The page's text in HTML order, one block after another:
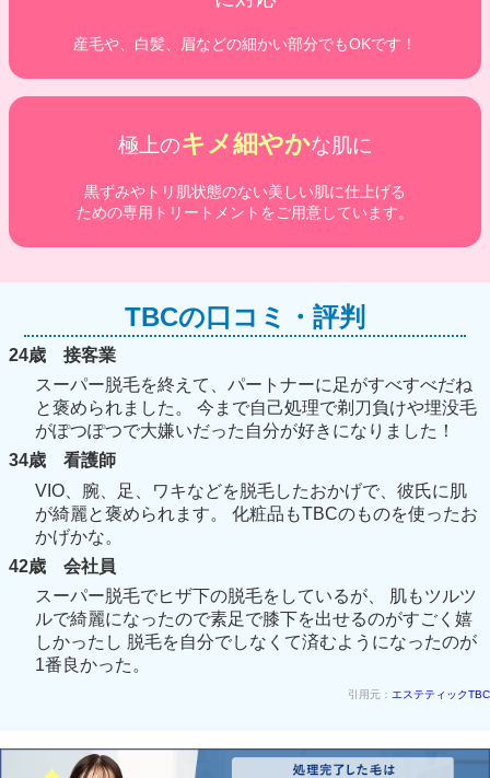
産毛や、白髪、眉などの細かい部分でもOKです！
極上のキメ細やかな肌に
黒ずみやトリ肌状態のない美しい肌に仕上げる
ための専用トリートメントをご用意しています。
TBCの口コミ・評判
24歳 接客業
スーパー脱毛を終えて、パートナーに足がすべすべだね
と褒められました。 今まで自己処理で剃刀負けや埋没毛
がぽつぽつで大嫌いだった自分が好きになりました！
34歳 看護師
VIO、腕、足、ワキなどを脱毛したおかげで、彼氏に肌
が綺麗と褒められます。 化粧品もTBCのものを使ったお
かげかな。
42歳 会社員
スーパー脱毛でヒザ下の脱毛をしているが、 肌もツルツ
ルで綺麗になったので素足で膝下を出せるのがすごく嬉
しかったし 脱毛を自分でしなくて済むようになったのが
1番良かった。
引用元： エステティックTBC